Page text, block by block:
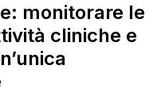
monitorare le
cliniche e